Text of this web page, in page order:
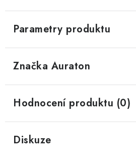
Parametry produktu
Značka Auraton
Hodnocení produktu (0)
Diskuze